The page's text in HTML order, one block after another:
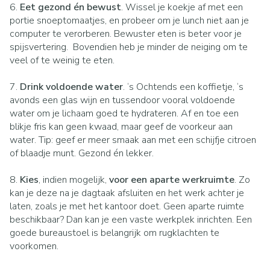
6. Eet gezond én bewust. Wissel je koekje af met een
portie snoeptomaatjes, en probeer om je lunch niet aan je
computer te verorberen. Bewuster eten is beter voor je
spijsvertering. Bovendien heb je minder de neiging om te
veel of te weinig te eten.
7. Drink voldoende water. ‘s Ochtends een koffietje, ‘s
avonds een glas wijn en tussendoor vooral voldoende
water om je lichaam goed te hydrateren. Af en toe een
blikje fris kan geen kwaad, maar geef de voorkeur aan
water. Tip: geef er meer smaak aan met een schijfje citroen
of blaadje munt. Gezond én lekker.
8. Kies, indien mogelijk, voor een aparte werkruimte. Zo
kan je deze na je dagtaak afsluiten en het werk achter je
laten, zoals je met het kantoor doet. Geen aparte ruimte
beschikbaar? Dan kan je een vaste werkplek inrichten. Een
goede bureaustoel is belangrijk om rugklachten te
voorkomen.